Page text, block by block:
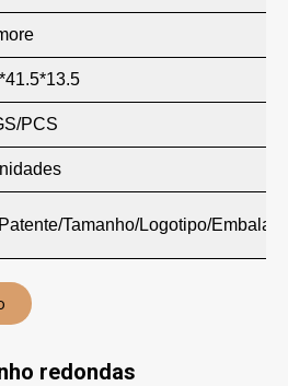
PCS
Tamanho/Logotipo/
redondas